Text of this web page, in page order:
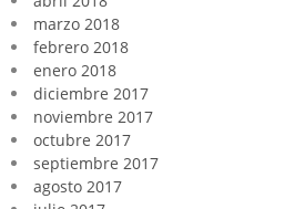
marzo 2018
febrero 2018
enero 2018
diciembre 2017
noviembre 2017
octubre 2017
septiembre 2017
agosto 2017